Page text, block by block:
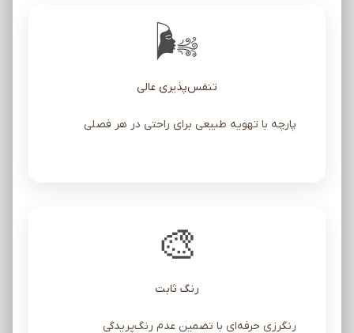
🌬️
تنفس‌پذیری عالی
پارچه با تهویه طبیعی برای راحتی در هر فصلی
🎨
رنگ ثابت
رنگرزی حرفه‌ای با تضمین عدم رنگ‌پریدگی